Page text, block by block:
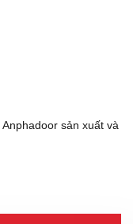
sản xuất và